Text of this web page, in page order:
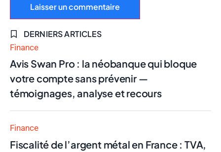
DERNIERS ARTICLES
Finance
Avis Swan Pro : la néobanque qui bloque
votre compte sans prévenir —
témoignages, analyse et recours
Finance
Fiscalité de l’argent métal en France : TVA,